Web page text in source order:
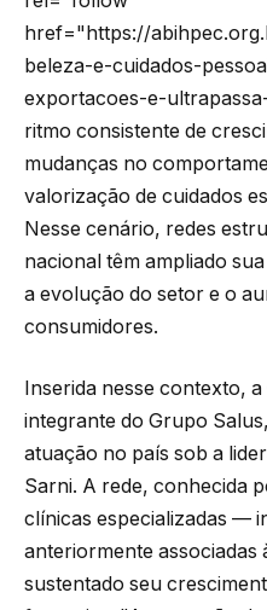
href="https://
beleza-e-cuidados-
exportacoes-e-
ritmo consistente de
mudanças no
valorização de cuidados
Nesse cenário, redes
nacional têm ampliado
a evolução do setor e o
consumidores.
Inserida nesse contexto,
integrante do Grupo
atuação no país sob a
Sarni. A rede, conhecida
clínicas especializadas —
anteriormente
sustentado seu